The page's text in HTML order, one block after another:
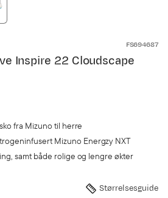
FS694687
Inspire 22 Cloudscape
fra Mizuno til herre
Mizuno Energzy NXT
samt både rolige og lengre økter
Størrelsesguide